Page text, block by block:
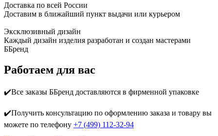
Доставка по всей России
Доставим в ближайший пункт выдачи или курьером
Эксклюзивный дизайн
Каждый дизайн изделия разработан и создан мастерами
ББренд
Работаем для вас
✔️Все заказы ББренд доставляются в фирменной упаковке
✔️Получить консультацию по оформлению заказа и товару вы
можете по телефону +7 (499) 112-32-94